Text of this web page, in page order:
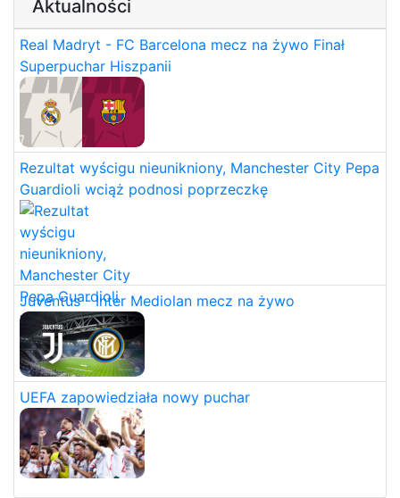
Aktualności
Real Madryt - FC Barcelona mecz na żywo Finał
Superpuchar Hiszpanii
Rezultat wyścigu nieunikniony, Manchester City Pepa
Guardioli wciąż podnosi poprzeczkę
Juventus - Inter Mediolan mecz na żywo
UEFA zapowiedziała nowy puchar